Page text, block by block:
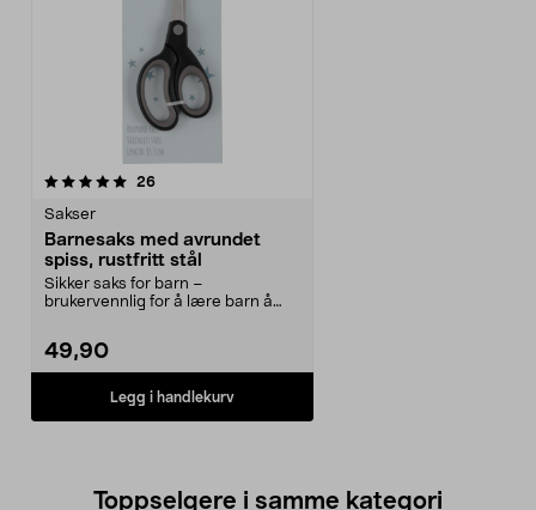
26anmeldelser
Sakser
Barnesaks med avrundet
spiss, rustfritt stål
Sikker saks for barn –
brukervennlig for å lære barn å
49,90
Legg i handlekurv
Toppselgere i samme kategori